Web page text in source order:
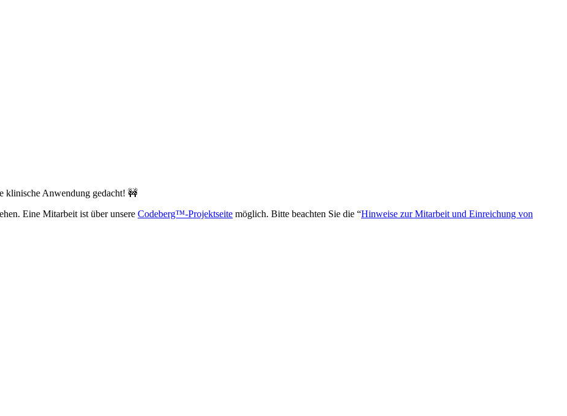
klinische Anwendung gedacht! 🚧
Eine Mitarbeit ist über unsere Codeberg™-Projektseite möglich. Bitte beachten Sie die “Hinweise zur Mitarbeit und Einreichung von